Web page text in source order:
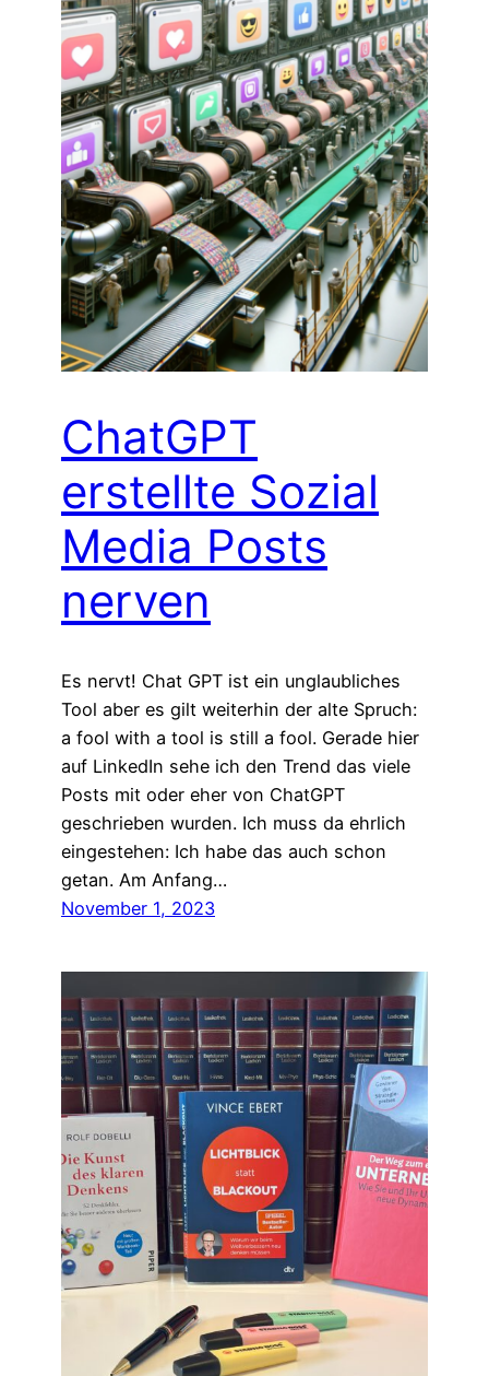
ChatGPT
erstellte Sozial
Media Posts
nerven
Es nervt! Chat GPT ist ein unglaubliches
Tool aber es gilt weiterhin der alte Spruch:
a fool with a tool is still a fool. Gerade hier
auf LinkedIn sehe ich den Trend das viele
Posts mit oder eher von ChatGPT
geschrieben wurden. Ich muss da ehrlich
eingestehen: Ich habe das auch schon
getan. Am Anfang…
November 1, 2023